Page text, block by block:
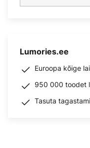
Lumories.ee
Euroopa kõige
950 000 toodet
Tasuta